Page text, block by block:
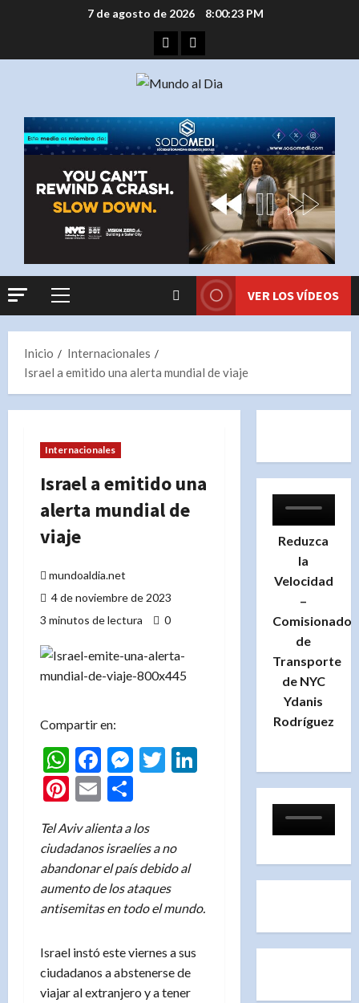
7 de agosto de 2026 8:00:24 PM
FacebookInstagram
Menú
VER LOS VÍDEOS
Inicio
Internacionales
Israel a emitido una alerta mundial de viaje
Internacionales
Israel a emitido una
alerta mundial de
viaje
mundoaldia.net
4 de noviembre de 2023
3 minutos de lectura
0
Compartir en:
WhatsApp
Facebook
Messenger
Twitter
Pinterest
Email
Tel Aviv alienta a los
ciudadanos israelíes a no
abandonar el país debido al
aumento de los ataques
antisemitas en todo el mundo.
Israel instó este viernes a sus
ciudadanos a abstenerse de
viajar al extranjero y a tener
Reduzca
la
Velocidad
–
Comisionado
de
Transporte
de NYC
Ydanis
Rodríguez